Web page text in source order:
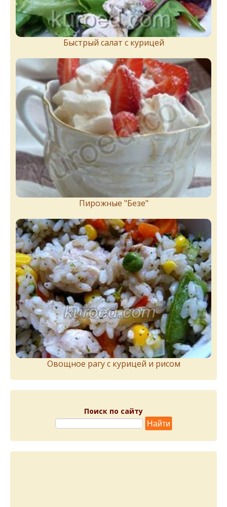
Быстрый салат с курицей
Пирожныe "Бeзe"
Овощное рагу с курицей и рисом
Поиск по сайту